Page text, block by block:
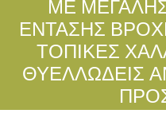
ΈΝΤΑΣΗΣ
ΤΟΠΙΚΈΣ
ΘΥΕΛΛΏΔΕΙΣ